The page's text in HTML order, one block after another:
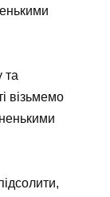
та
візьмемо